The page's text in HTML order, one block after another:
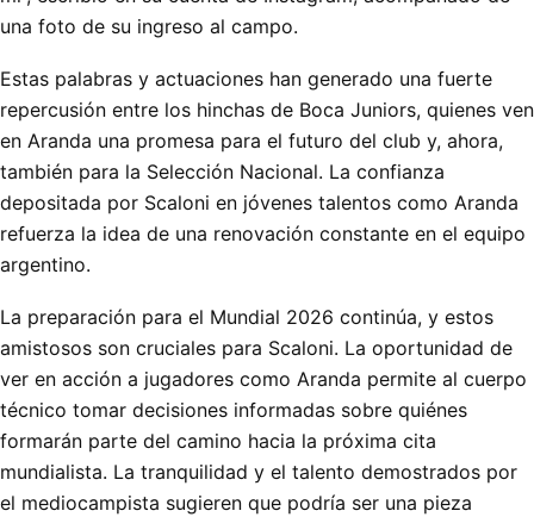
una foto de su ingreso al campo.
Estas palabras y actuaciones han generado una fuerte
repercusión entre los hinchas de Boca Juniors, quienes ven
en Aranda una promesa para el futuro del club y, ahora,
también para la Selección Nacional. La confianza
depositada por Scaloni en jóvenes talentos como Aranda
refuerza la idea de una renovación constante en el equipo
argentino.
La preparación para el Mundial 2026 continúa, y estos
amistosos son cruciales para Scaloni. La oportunidad de
ver en acción a jugadores como Aranda permite al cuerpo
técnico tomar decisiones informadas sobre quiénes
formarán parte del camino hacia la próxima cita
mundialista. La tranquilidad y el talento demostrados por
el mediocampista sugieren que podría ser una pieza